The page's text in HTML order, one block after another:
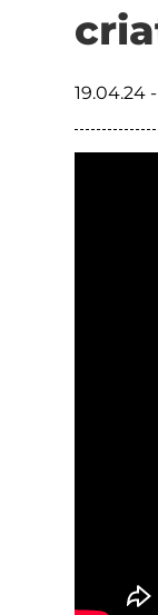
19.04.24